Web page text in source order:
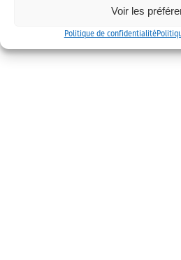
Voir les
Politique de confidentialité